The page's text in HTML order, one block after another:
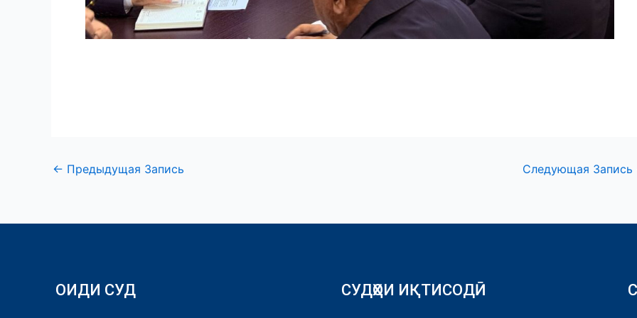
← Предыдущая Запись Следующая Запись
ОИДИ СУД СУДҲОИ ИҚТИСОДӢ